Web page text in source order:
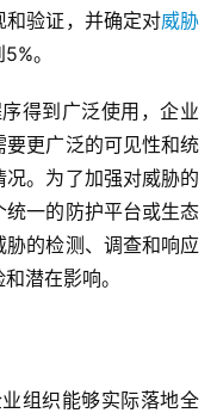
和验证，并确定对威胁
。
得到广泛使用，企业
要更广泛的可见性和统
。为了加强对威胁的
一的防护平台或生态
的检测、调查和响应
潜在影响。
组织能够实际落地全